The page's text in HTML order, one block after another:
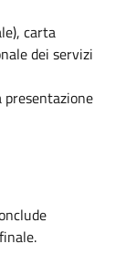
carta
dei servizi